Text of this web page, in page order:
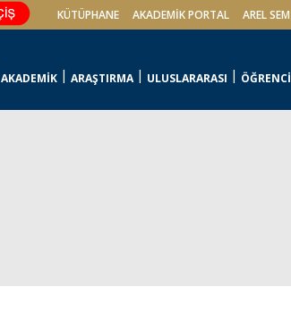
KÜTÜPHANE AKADEMİK PORTAL AREL SEM
AKADEMİK ARAŞTIRMA ULUSLARARASI ÖĞRENCİ